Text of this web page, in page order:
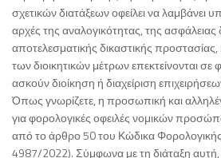
σχετικών διατάξεων οφείλει να λαμβάνει
αρχές της αναλογικότητας, της ασφάλειας
αποτελεσματικής δικαστικής προστασίας,
των διοικητικών μέτρων επεκτείνονται
ασκούν διοίκηση ή διαχείριση
Όπως γνωρίζετε, η προσωπική και
για φορολογικές οφειλές νομικών
από το άρθρο 50 του Κώδικα Φορολογικής
4987/2022). Σύμφωνα με τη διάταξη